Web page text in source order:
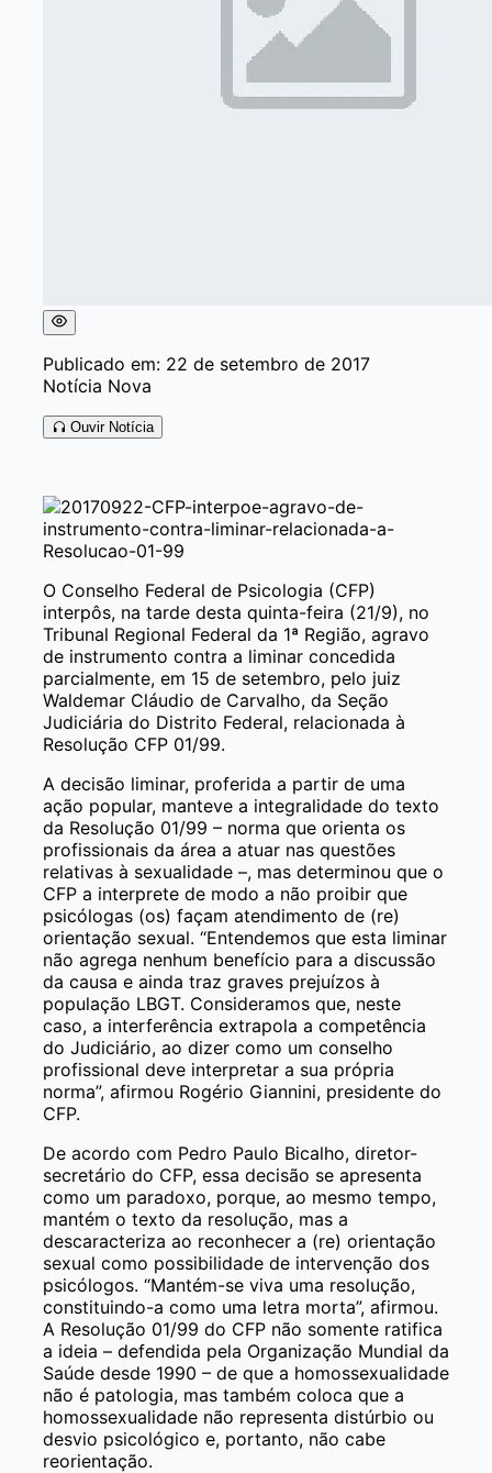
Publicado em: 22 de setembro de 2017
Notícia Nova
Ouvir Notícia
O Conselho Federal de Psicologia (CFP)
interpôs, na tarde desta quinta-feira (21/9), no
Tribunal Regional Federal da 1ª Região, agravo
de instrumento contra a liminar concedida
parcialmente, em 15 de setembro, pelo juiz
Waldemar Cláudio de Carvalho, da Seção
Judiciária do Distrito Federal, relacionada à
Resolução CFP 01/99.
A decisão liminar, proferida a partir de uma
ação popular, manteve a integralidade do texto
da Resolução 01/99 – norma que orienta os
profissionais da área a atuar nas questões
relativas à sexualidade –, mas determinou que o
CFP a interprete de modo a não proibir que
psicólogas (os) façam atendimento de (re)
orientação sexual. “Entendemos que esta liminar
não agrega nenhum benefício para a discussão
da causa e ainda traz graves prejuízos à
população LBGT. Consideramos que, neste
caso, a interferência extrapola a competência
do Judiciário, ao dizer como um conselho
profissional deve interpretar a sua própria
norma”, afirmou Rogério Giannini, presidente do
CFP.
De acordo com Pedro Paulo Bicalho, diretor-
secretário do CFP, essa decisão se apresenta
como um paradoxo, porque, ao mesmo tempo,
mantém o texto da resolução, mas a
descaracteriza ao reconhecer a (re) orientação
sexual como possibilidade de intervenção dos
psicólogos. “Mantém-se viva uma resolução,
constituindo-a como uma letra morta”, afirmou.
A Resolução 01/99 do CFP não somente ratifica
a ideia – defendida pela Organização Mundial da
Saúde desde 1990 – de que a homossexualidade
não é patologia, mas também coloca que a
homossexualidade não representa distúrbio ou
desvio psicológico e, portanto, não cabe
reorientação.